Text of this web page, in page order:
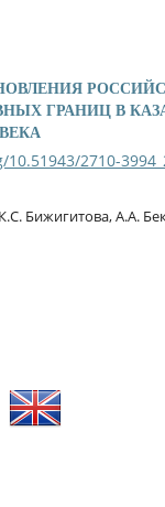
ГРАНИЦ В
2710-
Бижигитова, А.А.